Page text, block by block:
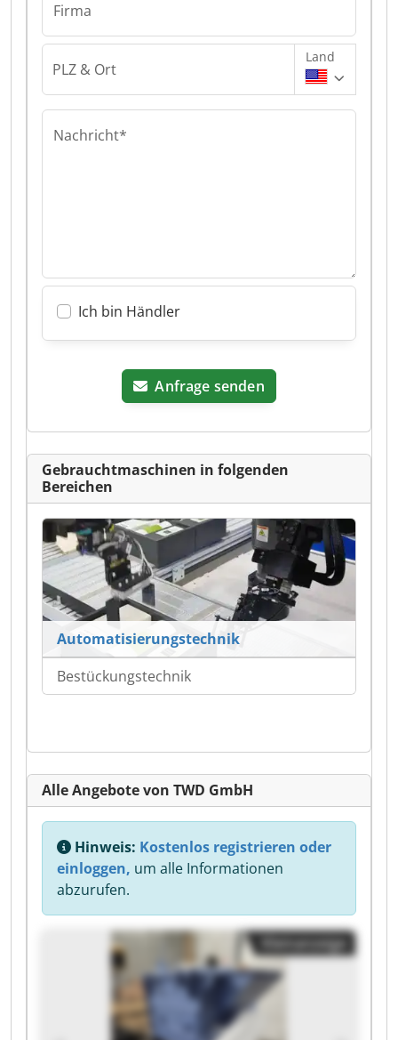
Firma
PLZ & Ort
Land
Nachricht*
Ich bin Händler
Anfrage senden
Gebrauchtmaschinen in folgenden
Bereichen
Automatisierungstechnik
Bestückungstechnik
Alle Angebote von TWD GmbH
Hinweis: Kostenlos registrieren oder
einloggen, um alle Informationen
abzurufen.
Kleinanzeige